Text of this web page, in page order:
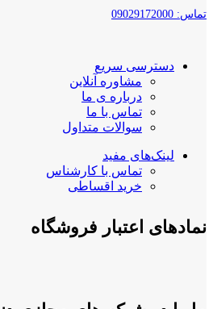
تماس: 09029172000
دسترسی سریع
مشاوره آنلاین
درباره ی ما
تماس با ما
سوالات متداول
لینک‌های مفید
تماس با کارشناس
خرید اقساطی
نمادهای اعتبار فروشگاه